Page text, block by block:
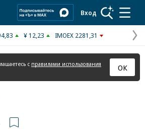
Вход
¥ 12,23 IMOEX 2281,31
с правилами использования
ОК